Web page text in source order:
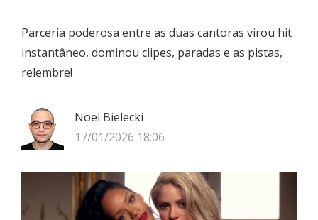
Parceria poderosa entre as duas cantoras virou hit
instantâneo, dominou clipes, paradas e as pistas,
relembre!
Noel Bielecki
17/01/2026 18:06